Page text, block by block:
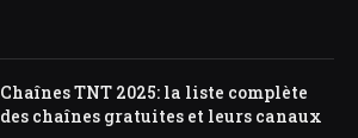
Chaînes TNT 2025: la liste complète
des chaînes gratuites et leurs canaux